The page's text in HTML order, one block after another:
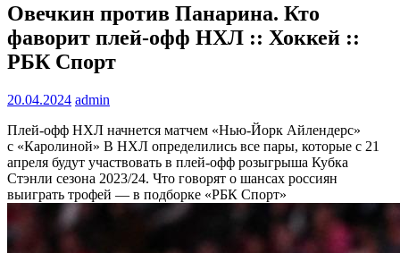
Овечкин против Панарина. Кто
фаворит плей-офф НХЛ :: Хоккей ::
РБК Спорт
20.04.2024 admin
Плей-офф НХЛ начнется матчем «Нью-Йорк Айлендерс»
с «Каролиной» В НХЛ определились все пары, которые с 21
апреля будут участвовать в плей-офф розыгрыша Кубка
Стэнли сезона 2023/24. Что говорят о шансах россиян
выиграть трофей — в подборке «РБК Спорт»